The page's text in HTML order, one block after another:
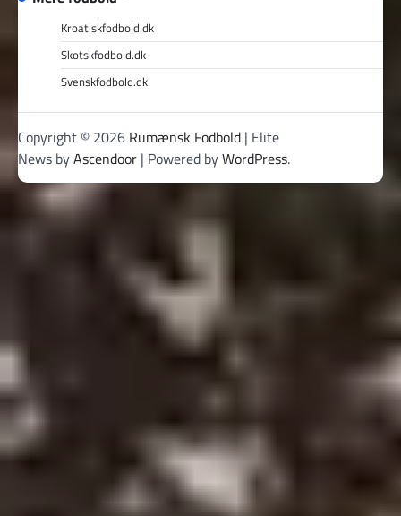
Kroatiskfodbold.dk
Skotskfodbold.dk
Svenskfodbold.dk
Copyright © 2026 Rumænsk Fodbold | Elite
News byAscendoor | Powered byWordPress.